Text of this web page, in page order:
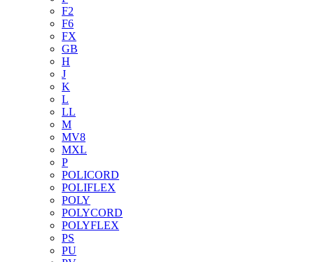
F2
F6
FX
GB
H
J
K
L
LL
M
MV8
MXL
P
POLICORD
POLIFLEX
POLY
POLYCORD
POLYFLEX
PS
PU